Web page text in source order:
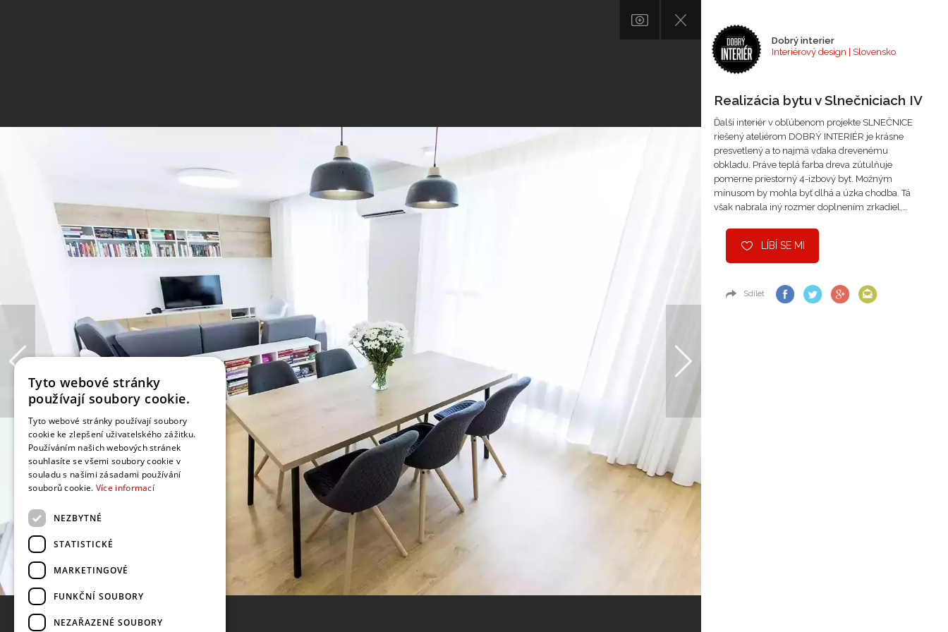
Dobrý interier
Interiérový design | Slovensko
Realizácia bytu v Slnečniciach IV
Ďalší interiér v obľúbenom projekte SLNEČNICE
riešený ateliérom DOBRÝ INTERIÉR je krásne
presvetlený a to najmä vďaka drevenému
obkladu. Práve teplá farba dreva zútulňuje
pomerne priestorný 4-izbový byt. Možným
mínusom by mohla byť dlhá a úzka chodba. Tá
však nabrala iný rozmer doplnením zrkadiel,…
LÍBÍ SE MI
Sdílet
Tyto webové stránky
používají soubory cookie.
Tyto webové stránky používají soubory
cookie ke zlepšení uživatelského zážitku.
Používáním našich webových stránek
souhlasíte se všemi soubory cookie v
souladu s našimi zásadami používání
souborů cookie. Více informací
NEZBYTNÉ
STATISTICKÉ
MARKETINGOVÉ
FUNKČNÍ SOUBORY
NEZAŘAZENÉ SOUBORY